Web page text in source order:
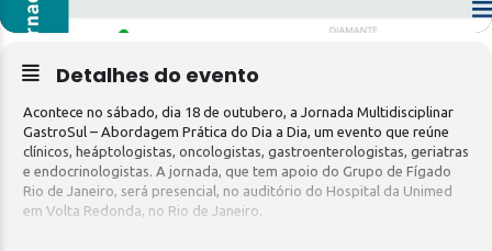
Detalhes do evento
Acontece no sábado, dia 18 de outubero, a Jornada Multidisciplinar
GastroSul – Abordagem Prática do Dia a Dia, um evento que reúne
clínicos, heáptologistas, oncologistas, gastroenterologistas, geriatras
e endocrinologistas. A jornada, que tem apoio do Grupo de Fígado
Rio de Janeiro, será presencial, no auditório do Hospital da Unimed
em Volta Redonda, no Rio de Janeiro.